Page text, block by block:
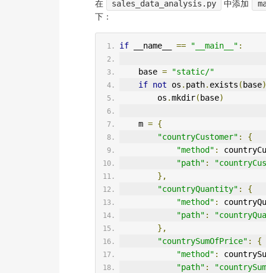
在 sales_data_analysis.py 中添加
下：
if __name__ == "__main__" :
    base
=
"static/"
if not os . path. exists ( base
        os
.mkdir( base)
    m
= {
"countryCustomer" :
{
"method" :
"path" :
},
"countryQuantity" :
{
"method" :
"path" :
},
"countrySumOfPrice" :
{
"method" :
"path" :